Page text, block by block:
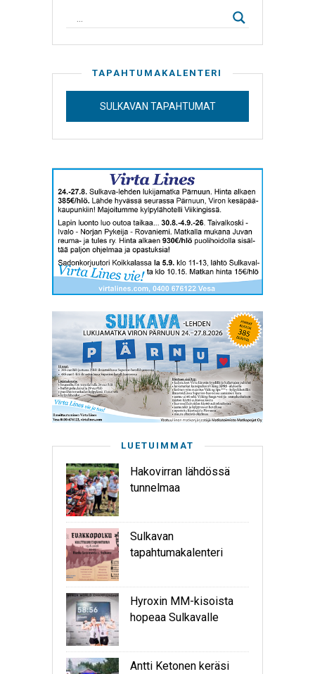
TAPAHTUMAKALENTERI
SULKAVAN TAPAHTUMAT
LUETUIMMAT
Hakovirran lähdössä
tunnelmaa
Sulkavan
tapahtumakalenteri
Hyroxin MM-kisoista
hopeaa Sulkavalle
Antti Ketonen keräsi